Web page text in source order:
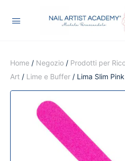
Home / Negozio / Prodotti per
Art / Lime e Buffer / Lima Slim